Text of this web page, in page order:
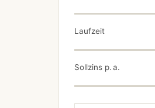
Laufzeit
Sollzins p. a.